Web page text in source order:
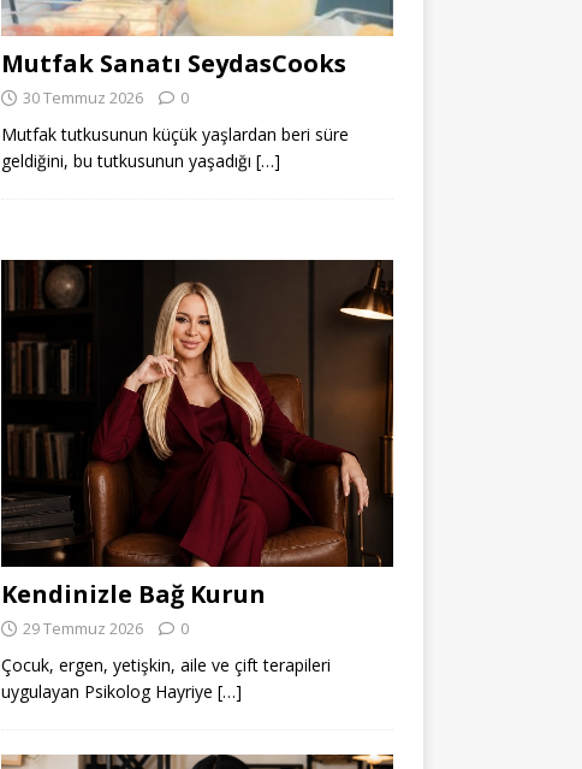
Mutfak Sanatı SeydasCooks
30 Temmuz 2026 0
Mutfak tutkusunun küçük yaşlardan beri süre
geldiğini, bu tutkusunun yaşadığı […]
Kendinizle Bağ Kurun
29 Temmuz 2026 0
Çocuk, ergen, yetişkin, aile ve çift terapileri
uygulayan Psikolog Hayriye […]